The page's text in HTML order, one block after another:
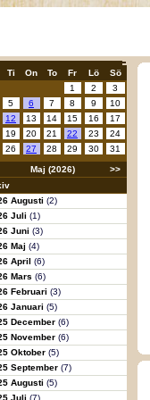
Ti On To Fr Lö
Sö
1
2
3
5 6 7 8 9
10
12 13 14 15 16
17
19 20 21 22 23
24
26 27 28 29 30 31
Maj (2026)
>>
Augusti (2)
Juli (1)
Juni (3)
Maj (4)
April (6)
Mars (6)
Februari (3)
Januari (5)
December (6)
November (6)
Oktober (5)
September (7)
Augusti (5)
Juli (7)